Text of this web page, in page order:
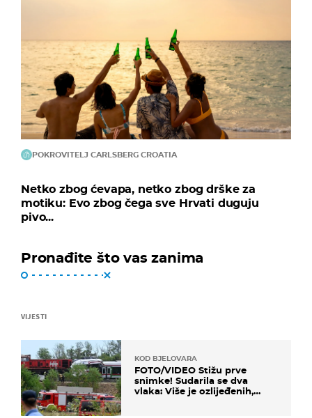
POKROVITELJ CARLSBERG CROATIA
Netko zbog ćevapa, netko zbog drške za
motiku: Evo zbog čega sve Hrvati duguju
pivo...
Pronađite što vas zanima
VIJESTI
KOD BJELOVARA
FOTO/VIDEO Stižu prve
snimke! Sudarila se dva
vlaka: Više je ozlijeđenih,